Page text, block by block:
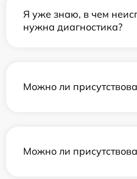
Я уже знаю, в чем
нужна диагностика?
Можно ли
Можно ли